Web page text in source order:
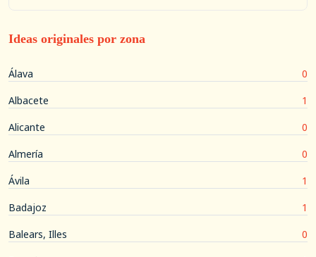
Ideas originales por zona
Álava
0
Albacete
1
Alicante
0
Almería
0
Ávila
1
Badajoz
1
Balears, Illes
0